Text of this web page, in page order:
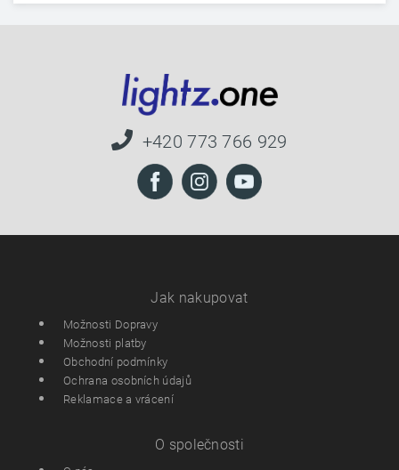
+420 773 766 929
Jak nakupovat
Možnosti Dopravy
Možnosti platby
Obchodní podmínky
Ochrana osobních údajů
Reklamace a vrácení
O společnosti